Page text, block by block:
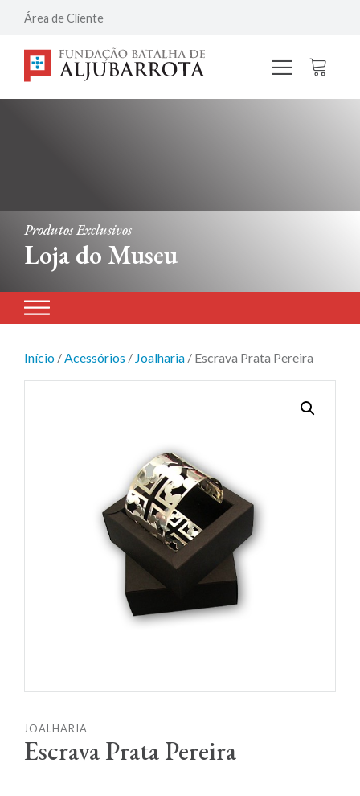
Área de Cliente
Produtos Exclusivos
Loja do Museu
Início /Acessórios / Joalharia / Escrava Prata Pereira
JOALHARIA
Escrava Prata Pereira